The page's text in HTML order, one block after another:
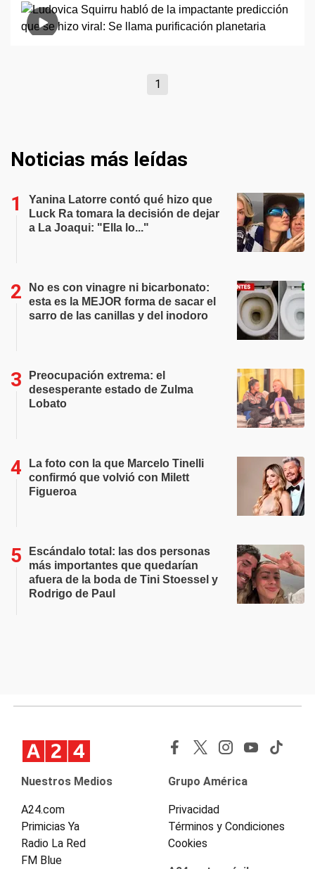
1
Noticias más leídas
Yanina Latorre contó qué hizo que
Luck Ra tomara la decisión de dejar
a La Joaqui: "Ella lo..."
No es con vinagre ni bicarbonato:
esta es la MEJOR forma de sacar el
sarro de las canillas y del inodoro
Preocupación extrema: el
desesperante estado de Zulma
Lobato
La foto con la que Marcelo Tinelli
confirmó que volvió con Milett
Figueroa
Escándalo total: las dos personas
más importantes que quedarían
afuera de la boda de Tini Stoessel y
Rodrigo de Paul
Nuestros Medios
A24.com
Primicias Ya
Radio La Red
FM Blue
Grupo América
Privacidad
Términos y Condiciones
Cookies